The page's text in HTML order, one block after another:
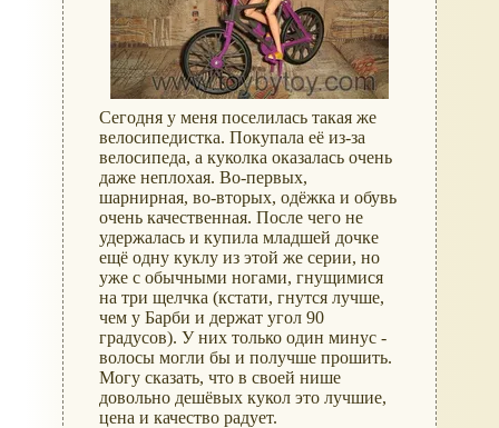
Сегодня у меня поселилась такая же
велосипедистка. Покупала её из-за
велосипеда, а куколка оказалась очень
даже неплохая. Во-первых,
шарнирная, во-вторых, одёжка и обувь
очень качественная. После чего не
удержалась и купила младшей дочке
ещё одну куклу из этой же серии, но
уже с обычными ногами, гнущимися
на три щелчка (кстати, гнутся лучше,
чем у Барби и держат угол 90
градусов). У них только один минус -
волосы могли бы и получше прошить.
Могу сказать, что в своей нише
довольно дешёвых кукол это лучшие,
цена и качество радует.